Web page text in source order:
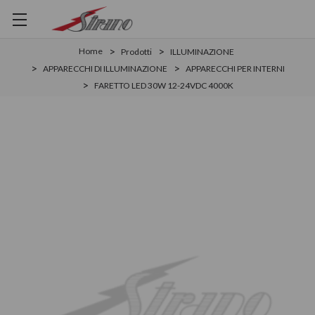
Home Prodotti
ILLUMINAZIONE
APPARECCHI DI ILLUMINAZIONE
APPARECCHI PER INTERNI
FARETTO LED 30W 12-24VDC 4000K